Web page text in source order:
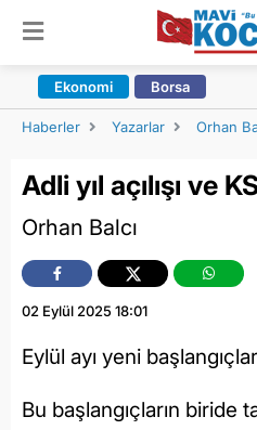
Ekonomi Borsa
Haberler Yazarlar Orhan
Adli yıl açılışı ve
Orhan Balcı
02 Eylül 2025 18:01
Eylül ayı yeni
Bu başlangıçların biride